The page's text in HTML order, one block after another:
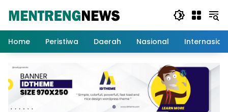
Home
Peristiwa Daerah Nasional